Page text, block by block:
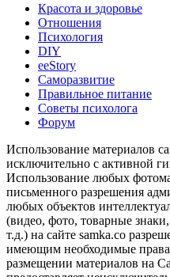
Красота и здоровье
Отношения
Психология
DIY
ееStory
Саморазвитие
Правильное питание
Советы психолога
Форум
Использование материалов
исключительно с активной
Использование любых
письменного разрешения
любых объектов
(видео, фото, товарные
т.д.) на сайте samka.co
имеющим необходимые
размещении материалов на